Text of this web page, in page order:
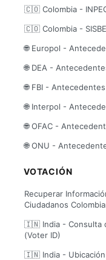
🇨🇴 Colombia -
🇨🇴 Colombia -
🌐 Europol -
🌐 DEA -
🌐 FBI - Antecedentes
🌐 Interpol -
🌐 OFAC -
🌐 ONU -
VOTACIÓN
Recuperar
Ciudadanos
🇮🇳 India - Consulta
(Voter ID)
🇮🇳 India - Ubicación